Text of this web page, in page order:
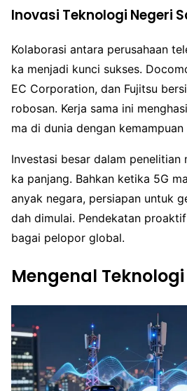
Inovasi Teknologi Negeri
Kolaborasi antara perusahaan
ka menjadi kunci sukses.
EC Corporation, dan Fujitsu
robosan. Kerja sama ini
ma di dunia dengan kemampuan
Investasi besar dalam penelitian
ka panjang. Bahkan ketika 5G
anyak negara, persiapan untuk
dah dimulai. Pendekatan
bagai pelopor global.
Mengenal